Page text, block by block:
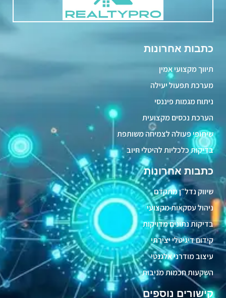
קישורים נוספים
כתבות אחרונות
שיווק נדל״ן מתקדם
ניהול עסקאות מקצועי
בדיקות נתונים מדויקות
קידום דיגיטלי יצירתי
עיצוב מודרני אלגנטי
השקעות חכמות מניבות
כתבות אחרונות
תיווך מקצועי אמין
מערכת תפעול יעילה
ניתוח מגמות פיננסי
הערכת נכסים מקצועית
שיתופי פעולה לצמיחה משותפת
בדיקות כלכליות להיטלי חיוב